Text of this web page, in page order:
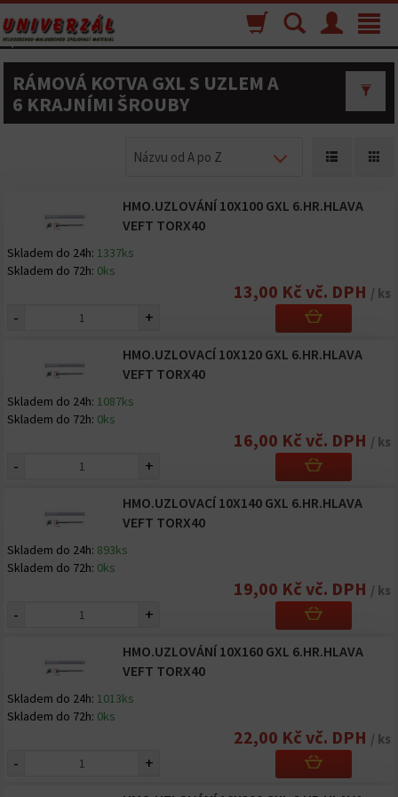
Toggle
Menu
Vyhľadávanie
Nákupný
košík
RÁMOVÁ KOTVA GXL S UZLEM A
6 KRAJNÍMI ŠROUBY
Názvu od A po Z
HMO.UZLOVÁNÍ 10X100 GXL 6.HR.HLAVA
VEFT TORX40
Skladem do 24h: 1337ks
Skladem do 72h: 0ks
13,00 Kč vč. DPH / ks
- +
HMO.UZLOVACÍ 10X120 GXL 6.HR.HLAVA
VEFT TORX40
Skladem do 24h: 1087ks
Skladem do 72h: 0ks
16,00 Kč vč. DPH / ks
- +
HMO.UZLOVACÍ 10X140 GXL 6.HR.HLAVA
VEFT TORX40
Skladem do 24h: 893ks
Skladem do 72h: 0ks
19,00 Kč vč. DPH / ks
- +
HMO.UZLOVÁNÍ 10X160 GXL 6.HR.HLAVA
VEFT TORX40
Skladem do 24h: 1013ks
Skladem do 72h: 0ks
22,00 Kč vč. DPH / ks
- +